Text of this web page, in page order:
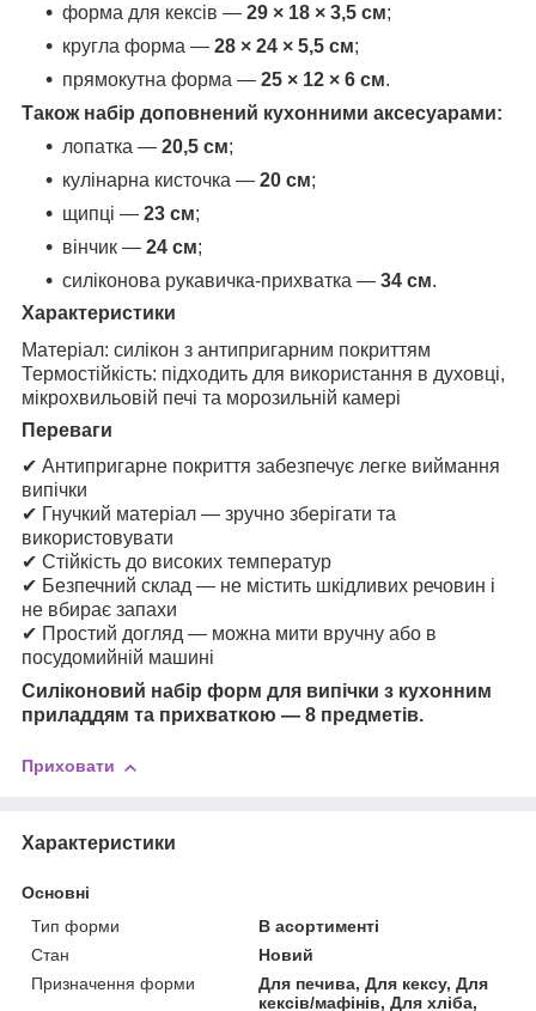
форма для кексів — 29 × 18 × 3,5 см;
кругла форма — 28 × 24 × 5,5 см;
прямокутна форма — 25 × 12 × 6 см.
Також набір доповнений кухонними аксесуарами:
лопатка — 20,5 см;
кулінарна кисточка — 20 см;
щипці — 23 см;
вінчик — 24 см;
силіконова рукавичка-прихватка — 34 см.
Характеристики
Матеріал: силікон з антипригарним покриттям
Термостійкість: підходить для використання в духовці,
мікрохвильовій печі та морозильній камері
Переваги
✔ Антипригарне покриття забезпечує легке виймання
випічки
✔ Гнучкий матеріал — зручно зберігати та
використовувати
✔ Стійкість до високих температур
✔ Безпечний склад — не містить шкідливих речовин і
не вбирає запахи
✔ Простий догляд — можна мити вручну або в
посудомийній машині
Силіконовий набір форм для випічки з кухонним
приладдям та прихваткою — 8 предметів.
Приховати
Характеристики
Основні
Тип форми
В асортименті
Стан
Новий
Призначення форми
Для печива, Для кексу, Для
кексів/мафінів, Для хліба,